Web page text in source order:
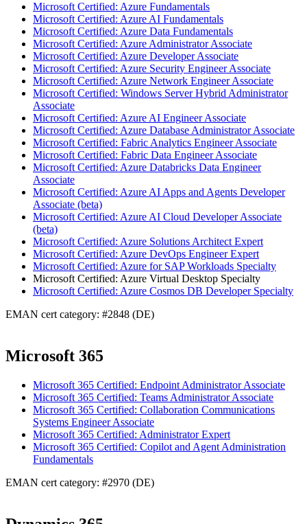
Microsoft Certified: Azure Fundamentals
Microsoft Certified: Azure AI Fundamentals
Microsoft Certified: Azure Data Fundamentals
Microsoft Certified: Azure Administrator Associate
Microsoft Certified: Azure Developer Associate
Microsoft Certified: Azure Security Engineer Associate
Microsoft Certified: Azure Network Engineer Associate
Microsoft Certified: Windows Server Hybrid Administrator
Associate
Microsoft Certified: Azure AI Engineer Associate
Microsoft Certified: Azure Database Administrator Associate
Microsoft Certified: Fabric Analytics Engineer Associate
Microsoft Certified: Fabric Data Engineer Associate
Microsoft Certified: Azure Databricks Data Engineer
Associate
Microsoft Certified: Azure AI Apps and Agents Developer
Associate (beta)
Microsoft Certified: Azure AI Cloud Developer Associate
(beta)
Microsoft Certified: Azure Solutions Architect Expert
Microsoft Certified: Azure DevOps Engineer Expert
Microsoft Certified: Azure for SAP Workloads Specialty
Microsoft Certified: Azure Virtual Desktop Specialty
Microsoft Certified: Azure Cosmos DB Developer Specialty
EMAN cert category: #2848 (DE)
Microsoft 365
Microsoft 365 Certified: Endpoint Administrator Associate
Microsoft 365 Certified: Teams Administrator Associate
Microsoft 365 Certified: Collaboration Communications
Systems Engineer Associate
Microsoft 365 Certified: Administrator Expert
Microsoft 365 Certified: Copilot and Agent Administration
Fundamentals
EMAN cert category: #2970 (DE)